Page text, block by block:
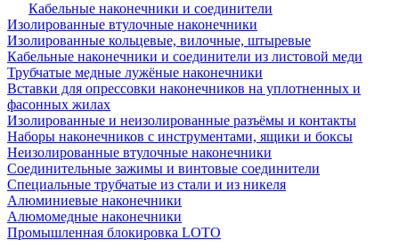
Кабельные наконечники и соединители
Изолированные втулочные наконечники
Изолированные кольцевые, вилочные, штыревые
Кабельные наконечники и соединители из листовой меди
Трубчатые медные лужёные наконечники
Вставки для опрессовки наконечников на уплотненных и
фасонных жилах
Изолированные и неизолированные разъёмы и контакты
Наборы наконечников с инструментами, ящики и боксы
Неизолированные втулочные наконечники
Соединительные зажимы и винтовые соединители
Специальные трубчатые из стали и из никеля
Алюминиевые наконечники
Алюмомедные наконечники
Промышленная блокировка LOTO